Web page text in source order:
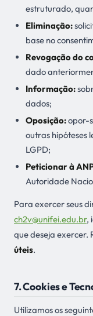
estruturado,
Eliminação:
base no
Revogação do
dado
Informação:
dados;
Oposição:opor-
outras hipóteses
LGPD;
Peticionar à
Autoridade
Para exercer seus
ch2v@unifei.edu.br,
que deseja exercer.
úteis.
7. Cookies e
Utilizamos os